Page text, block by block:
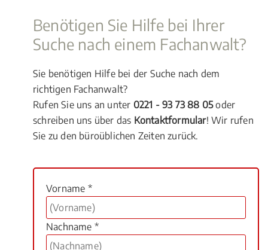
Benötigen Sie Hilfe bei Ihrer
Suche nach einem Fachanwalt?
Sie benötigen Hilfe bei der Suche nach dem
richtigen Fachanwalt?
Rufen Sie uns an unter 0221 - 93 73 88 05oder
schreiben uns über das Kontaktformular! Wir rufen
Sie zu den büroüblichen Zeiten zurück.
Vorname *
Nachname *